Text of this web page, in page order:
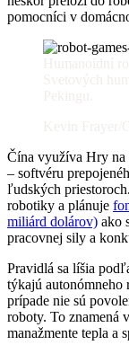
pomocníci v
Čína využíva Hry na
– softvéru
ľudských
robotiky a plánuje
miliárd dolárov) ako
pracovnej sily a
Pravidlá sa líšia
týkajú
prípade nie sú
roboty. To znamená
manažmente tepla a